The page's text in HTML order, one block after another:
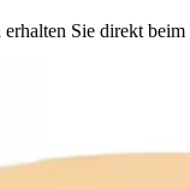
Sie direkt beim